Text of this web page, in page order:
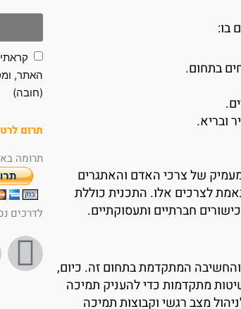
בו:
בתחום.
ובריא.
של צרכי האדם והאתגרים
לצרכים אלו. התכנית כוללת
חברתיים ותעסוקתיים.
המתקדמת בתחום זה. כיום,
מתקדמות כדי להעניק תמיכה
מצב רגשי וקבוצות תמיכה
האתר,
(חובה)
תרום
תרומה
לדרכים
F